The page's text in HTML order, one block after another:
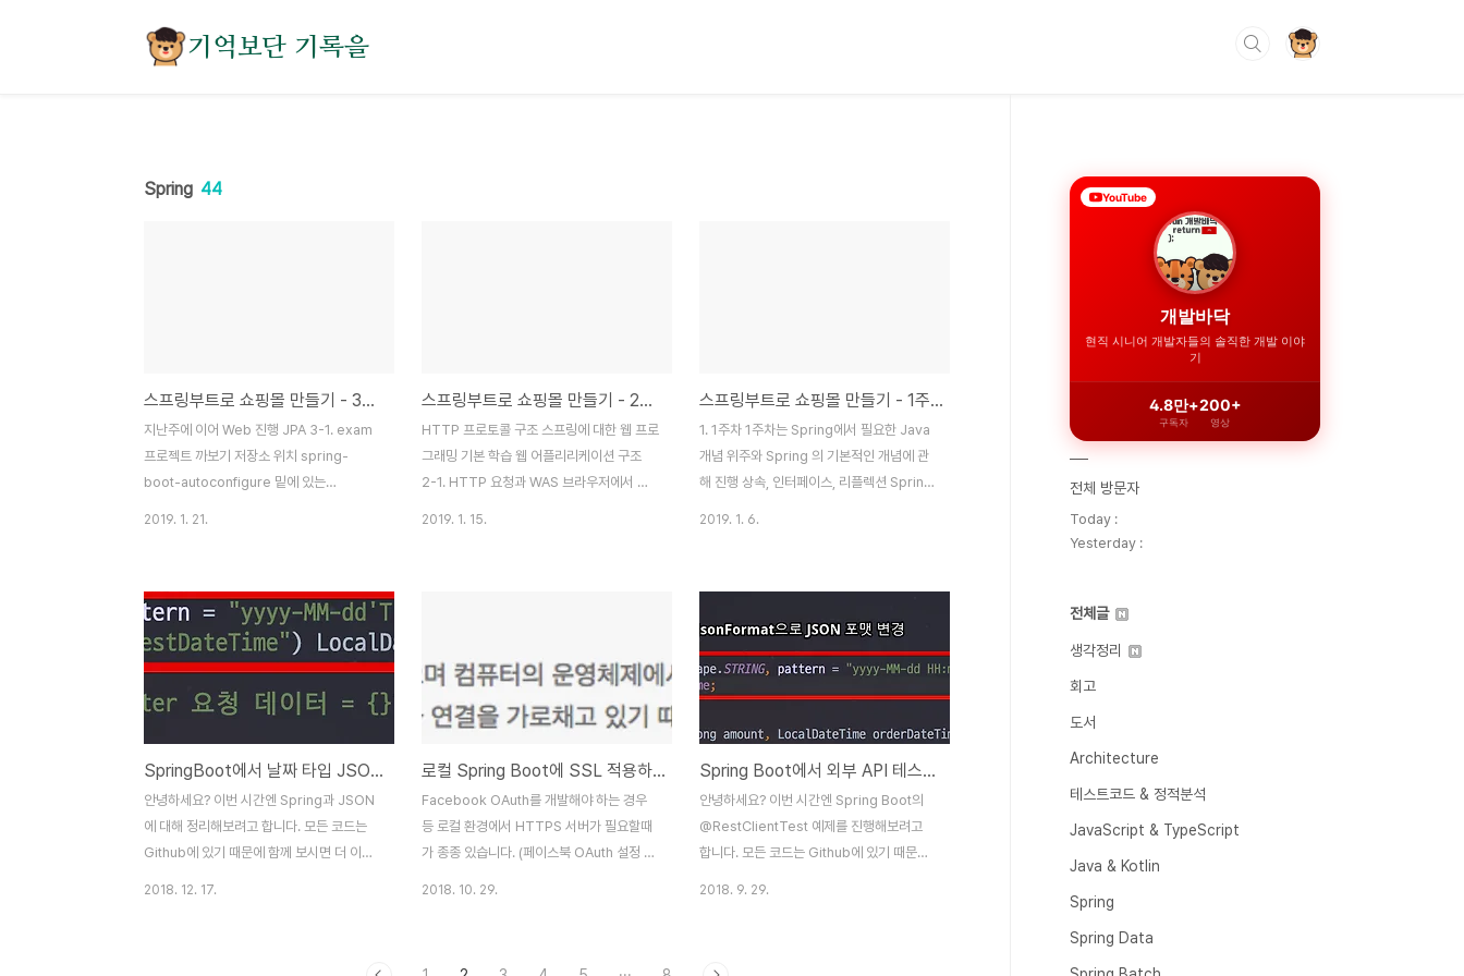
기억보단 기록을
Spring 44
스프링부트로 쇼핑몰 만들기 - 3주차
지난주에 이어 Web 진행 JPA 3-1. exam
프로젝트 까보기 저장소 위치 spring-
boot-autoconfigure 밑에 있는
Form으로 전송되는 데이터를 받는 방법
@RequestParam @ModelAttribute 전
송될 필드가 많으면 `@ModelAttribute로
객체로 받을수 있게 한다. 만약 JSON이 온
다면 @RequestBody로 처리한다 문자열
을 JSON으로 변환해주는 놈?
MessageConverter
HttpMessageConvertersAutoConfiguration..
2019. 1. 21.
스프링부트로 쇼핑몰 만들기 - 2주차
HTTP 프로토콜 구조 스프링에 대한 웹 프로
그래밍 기본 학습 웹 어플리리케이션 구조
2-1. HTTP 요청과 WAS 브라우저에서 요
는 Path를 통해 어떤 Resource 혹은
Servlet이 필요한지를 찾는다 즉, Path를
통해 찾으려면 Resource 혹은 Servlet들
Default Servlet이 정적 Resource 서빙
을 담당 Servlet (서블릿) Ht..
2019. 1. 15.
스프링부트로 쇼핑몰 만들기 - 1주차
1. 1주차 1주차는 Spring에서 필요한 Java
개념 위주와 Spring 의 기본적인 개념에 관
해 진행 상속, 인터페이스, 리플렉션 Spring
한번 올라간 정보는 JVM 다시 시작하기 전
까지 계속 유지 static 정보는 별도의 메모리
에 올림 즉, 이 클래스를 사용해야겠다고 읽
은 딱 한번만 실행 메소드에 static이 붙은 친
구들은 인스턴스 없이도 실행가능 자식 인스
턴스 생성시 부모 인스턴스도 생성된다. 자동
차라는..
2019. 1. 6.
SpringBoot에서 날짜 타입 JSON 변환에 대한 오해 풀기
안녕하세요? 이번 시간엔 Spring과 JSON
에 대해 정리해보려고 합니다. 모든 코드는
Github에 있기 때문에 함께 보시면 더 이해
2018. 12. 17.
로컬 Spring Boot에 SSL 적용하기
Facebook OAuth를 개발해야 하는 경우
등 로컬 환경에서 HTTPS 서버가 필요할때
가 종종 있습니다. (페이스북 OAuth 설정 화
2018. 10. 29.
Spring Boot에서 외부 API 테스트하기
안녕하세요? 이번 시간엔 Spring Boot의
@RestClientTest 예제를 진행해보려고
합니다. 모든 코드는 Github에 있기 때문에
2018. 9. 29.
YouTube
개발바닥
현직 시니어 개발자들의 솔직한 개발 이야
기
4.8만+
구독자
200+
영상
전체 방문자
Today :
Yesterday :
전체글
생각정리
회고
도서
Architecture
테스트코드 & 정적분석
JavaScript & TypeScript
Java & Kotlin
Spring
Spring Data